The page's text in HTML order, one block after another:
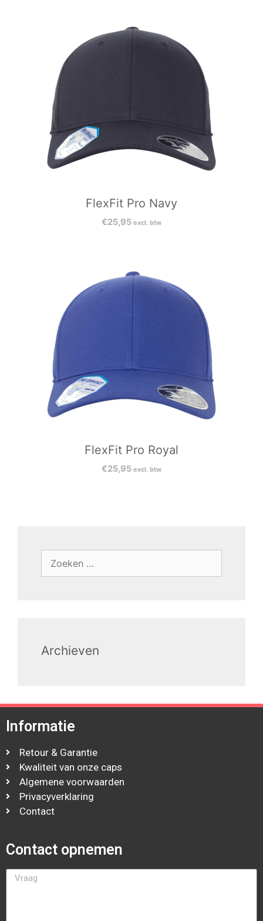
FlexFit Pro Navy
€25,95 excl. btw
FlexFit Pro Royal
€25,95 excl. btw
Archieven
Informatie
Retour & Garantie
Kwaliteit van onze caps
Algemene voorwaarden
Privacyverklaring
Contact
Contact opnemen